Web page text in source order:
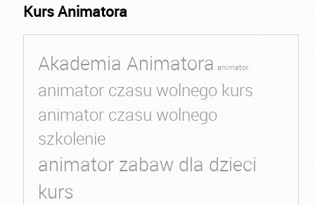
Kurs Animatora
Akademia Animatora animator
animator czasu wolnego kurs
animator czasu wolnego
szkolenie
animator zabaw dla dzieci
kurs